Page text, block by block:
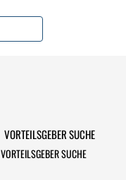
VORTEILSGEBER SUCHE